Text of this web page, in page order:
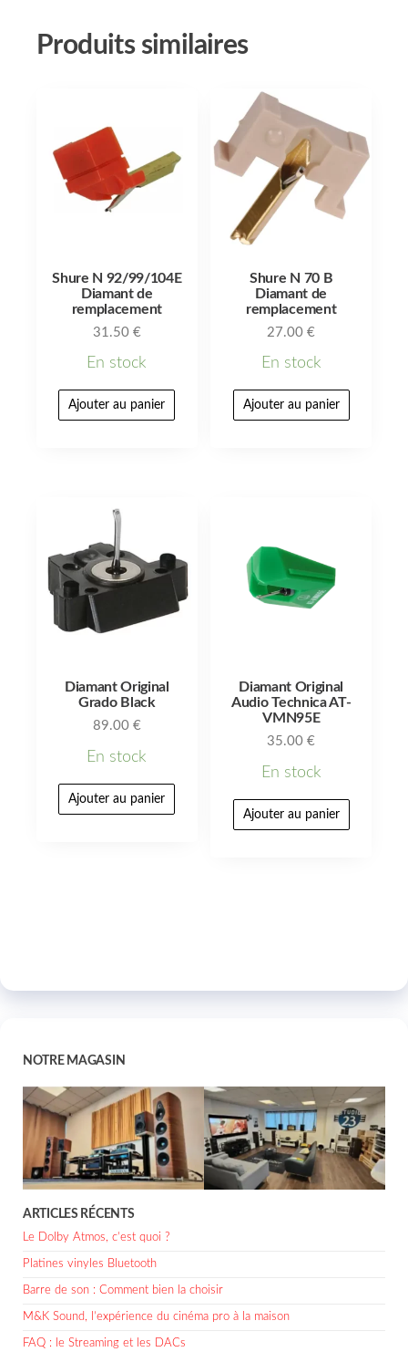
Produits similaires
Shure N 92/99/104E
Diamant de
remplacement
31.50 €
En stock
Ajouter au panier
Shure N 70 B
Diamant de
remplacement
27.00€
En stock
Ajouter au panier
Diamant Original
Grado Black
89.00 €
En stock
Ajouter au panier
Diamant Original
Audio Technica AT-
VMN95E
35.00€
En stock
Ajouter au panier
NOTRE MAGASIN
ARTICLES RÉCENTS
Le Dolby Atmos, c’est quoi ?
Platines vinyles Bluetooth
Barre de son : Comment bien la choisir
M&K Sound, l’expérience du cinéma pro à la maison
FAQ : le Streaming et les DACs